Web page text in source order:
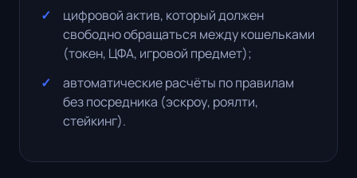
цифровой актив, который должен
свободно обращаться между кошельками
(токен, ЦФА, игровой предмет);
автоматические расчёты по правилам
без посредника (эскроу, роялти,
стейкинг).